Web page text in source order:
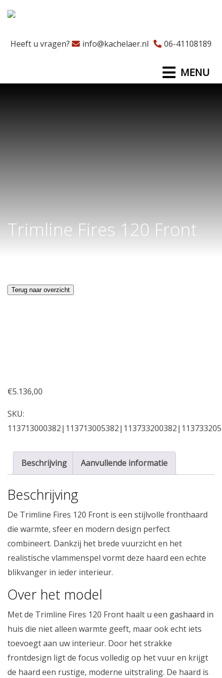
Heeft u vragen? info@kachelaer.nl 06-41108189
MENU
Trimline Fires 120 Front
Terug naar overzicht
€5.136,00
SKU:
Beschrijving Aanvullende informatie
Beschrijving
De Trimline Fires 120 Front is een stijlvolle fronthaard
die warmte, sfeer en modern design perfect
combineert. Dankzij het brede vuurzicht en het
realistische vlammenspel vormt deze haard een echte
blikvanger in ieder interieur.
Over het model
Met de Trimline Fires 120 Front haalt u een gashaard in
huis die niet alleen warmte geeft, maar ook echt iets
toevoegt aan uw interieur. Door het strakke
frontdesign ligt de focus volledig op het vuur en krijgt
de haard een rustige, moderne uitstraling. De haard is